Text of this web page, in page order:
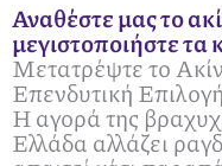
Αναθέστε μας το
μεγιστοποιήστε τα
Μετατρέψτε το
Επενδυτική Επιλογή
Η αγορά της
Ελλάδα αλλάζει